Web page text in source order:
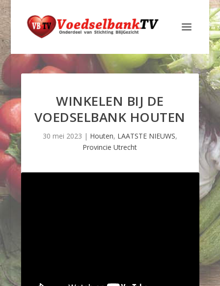
WINKELEN BIJ DE
VOEDSELBANK HOUTEN
30 mei 2023 | Houten, LAATSTE NIEUWS,
Provincie Utrecht